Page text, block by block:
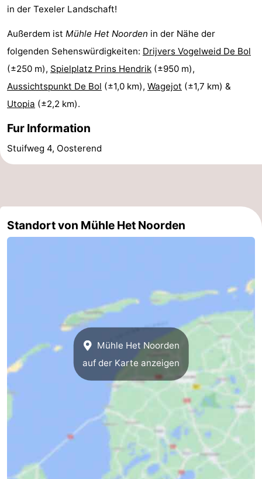
und
trinken
Veranstaltungen
Praktisch
Forum
Route
-
Medizin
Schiermonnikoog
Ameland
-
Terschelling
-
Vlieland
Nordholland
Natur
-
in der Texeler Landschaft!
Außerdem ist Mühle Het Noorden in der Nähe der
folgenden Sehenswürdigkeiten: Drijvers Vogelweid De Bol
(±250 m), Spielplatz Prins Hendrik (±950 m),
Aussichtspunkt De Bol (±1,0 km), Wagejot (±1,7 km) &
Utopia (±2,2 km).
Fur Information
Stuifweg 4, Oosterend
Standort von Mühle Het Noorden
Mühle Het Noorden
auf der Karte anzeigen